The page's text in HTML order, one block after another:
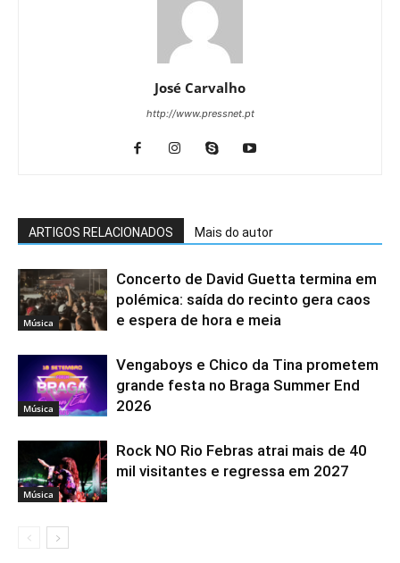
José Carvalho
http://www.pressnet.pt
ARTIGOS RELACIONADOS Mais do autor
Música
Concerto de David Guetta termina em
polémica: saída do recinto gera caos
e espera de hora e meia
Música
Vengaboys e Chico da Tina prometem
grande festa no Braga Summer End
2026
Música
Rock NO Rio Febras atrai mais de 40
mil visitantes e regressa em 2027